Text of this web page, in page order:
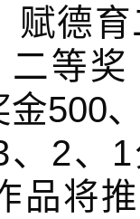
赋德
等
500
、2、
品将